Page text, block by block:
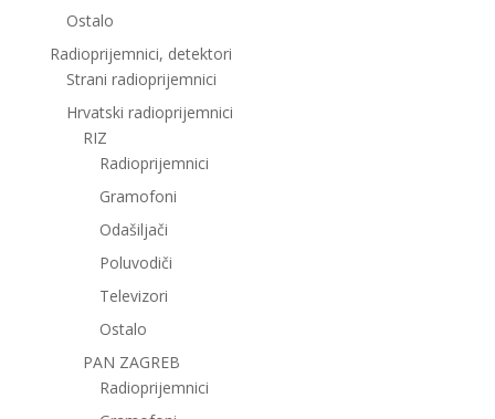
Ostalo
Radioprijemnici, detektori
Strani radioprijemnici
Hrvatski radioprijemnici
RIZ
Radioprijemnici
Gramofoni
Odašiljači
Poluvodiči
Televizori
Ostalo
PAN ZAGREB
Radioprijemnici